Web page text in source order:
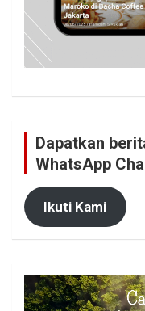
Dapatkan
WhatsApp
Ikuti Kami